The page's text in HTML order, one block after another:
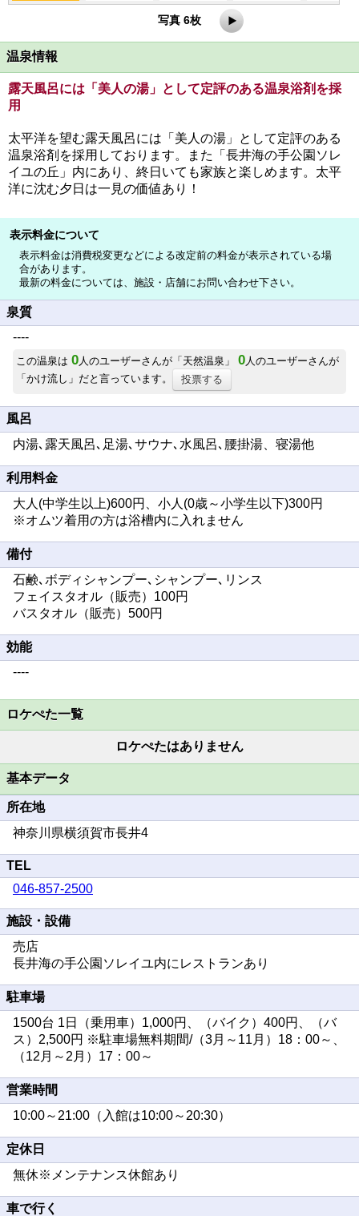
写真 6枚
温泉情報
露天風呂には「美人の湯」として定評のある温泉浴剤を採
用
太平洋を望む露天風呂には「美人の湯」として定評のある
温泉浴剤を採用しております。また「長井海の手公園ソレ
イユの丘」内にあり、終日いても家族と楽しめます。太平
洋に沈む夕日は一見の価値あり！
表示料金について
表示料金は消費税変更などによる改定前の料金が表示されている場
合があります。
最新の料金については、施設・店舗にお問い合わせ下さい。
泉質
----
この温泉は 0人のユーザーさんが「天然温泉」 0人のユーザーさんが
「かけ流し」だと言っています。
投票する
風呂
内湯､露天風呂､足湯､サウナ､水風呂､腰掛湯、寝湯他
利用料金
大人(中学生以上)600円、小人(0歳～小学生以下)300円
※オムツ着用の方は浴槽内に入れません
備付
石鹸､ボディシャンプー､シャンプー､リンス
フェイスタオル（販売）100円
バスタオル（販売）500円
効能
----
ロケぺた一覧
ロケぺたはありません
基本データ
所在地
神奈川県横須賀市長井4
TEL
046-857-2500
施設・設備
売店
長井海の手公園ソレイユ内にレストランあり
駐車場
1500台 1日（乗用車）1,000円、（バイク）400円、（バ
ス）2,500円 ※駐車場無料期間/（3月～11月）18：00～、
（12月～2月）17：00～
営業時間
10:00～21:00（入館は10:00～20:30）
定休日
無休※メンテナンス休館あり
車で行く